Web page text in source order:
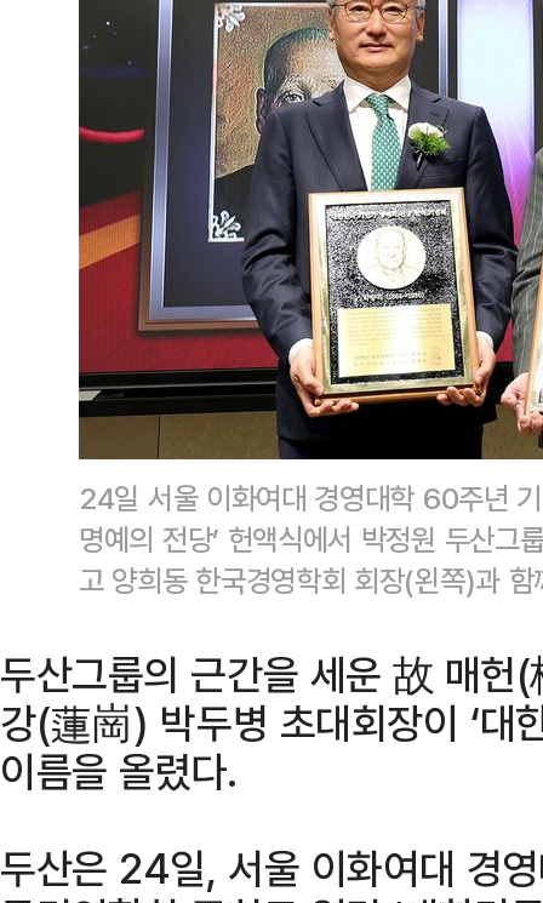
24일 서울 이화여대 경영대학 60주년
명예의 전당’ 헌액식에서 박정원 두산
고 양희동 한국경영학회 회장(왼쪽)과
두산그룹의 근간을 세운 故 매
강(蓮崗) 박두병 초대회장이 ‘대
이름을 올렸다.
두산은 24일, 서울 이화여대 경